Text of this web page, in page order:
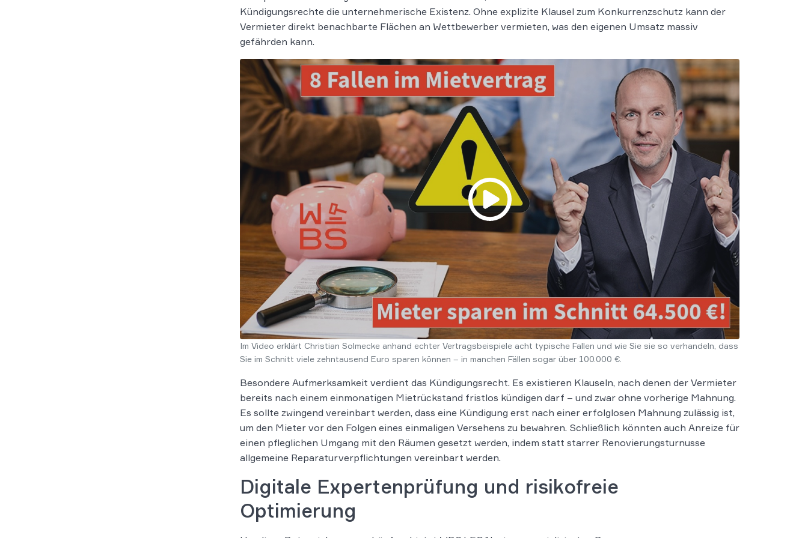
Kündigungsrechte die unternehmerische Existenz. Ohne explizite Klausel zum Konkurrenzschutz kann der
Vermieter direkt benachbarte Flächen an Wettbewerber vermieten, was den eigenen Umsatz massiv
gefährden kann.
Im Video erklärt Christian Solmecke anhand echter Vertragsbeispiele acht typische Fallen und wie Sie sie so verhandeln, dass
Sie im Schnitt viele zehntausend Euro sparen können – in manchen Fällen sogar über 100.000 €.
Besondere Aufmerksamkeit verdient das Kündigungsrecht. Es existieren Klauseln, nach denen der Vermieter
bereits nach einem einmonatigen Mietrückstand fristlos kündigen darf – und zwar ohne vorherige Mahnung.
Es sollte zwingend vereinbart werden, dass eine Kündigung erst nach einer erfolglosen Mahnung zulässig ist,
um den Mieter vor den Folgen eines einmaligen Versehens zu bewahren. Schließlich könnten auch Anreize für
einen pfleglichen Umgang mit den Räumen gesetzt werden, indem statt starrer Renovierungsturnusse
allgemeine Reparaturverpflichtungen vereinbart werden.
Digitale Expertenprüfung und risikofreie
Optimierung